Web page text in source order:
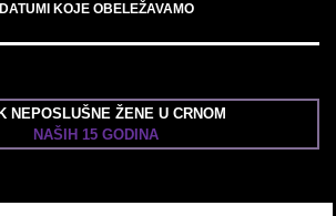
DATUMI KOJE OBELEŽAVAMO
NEPOSLUŠNE ŽENE U CRNOM
NAŠIH 15 GODINA